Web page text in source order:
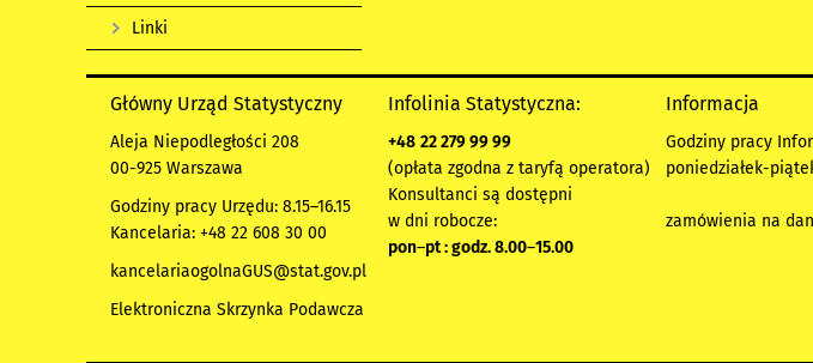
Linki
Główny Urząd Statystyczny
Aleja Niepodległości 208
00-925 Warszawa
Godziny pracy Urzędu: 8.15–16.15
Kancelaria: +48 22 608 30 00
kancelariaogolnaGUS@stat.gov.pl
Elektroniczna Skrzynka Podawcza
Infolinia Statystyczna:
+48 22 279 99 99
(opłata zgodna z taryfą operatora)
Konsultanci są dostępni
w dni robocze:
pon–pt : godz. 8.00–15.00
Informacja
Godziny pracy
poniedziałek-
zamówienia na